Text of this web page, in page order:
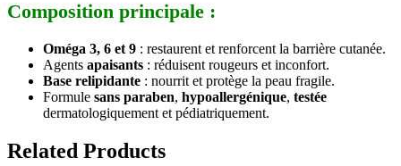
Composition principale :
Oméga 3, 6 et 9 : restaurent et renforcent la barrière cutanée.
Agents apaisants : réduisent rougeurs et inconfort.
Base relipidante : nourrit et protège la peau fragile.
Formule sans paraben, hypoallergénique, testée
dermatologiquement et pédiatriquement.
Related Products